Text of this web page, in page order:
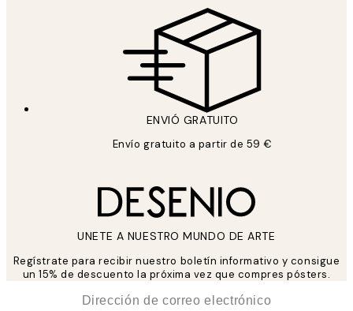
ENVIÓ GRATUITO
Envío gratuito a partir de 59 €
UNETE A NUESTRO MUNDO DE ARTE
Regístrate para recibir nuestro boletín informativo y consigue
un 15% de descuento la próxima vez que compres pósters.